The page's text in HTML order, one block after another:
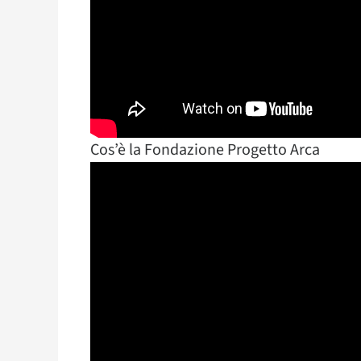
Cos’è la Fondazione Progetto Arca